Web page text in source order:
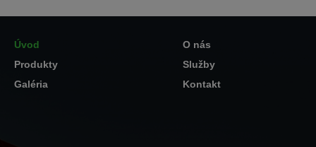
Úvod
O nás
Produkty
Služby
Galéria
Kontakt